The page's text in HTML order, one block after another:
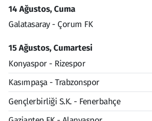
14 Ağustos, Cuma
Galatasaray - Çorum FK
15 Ağustos, Cumartesi
Konyaspor - Rizespor
Kasımpaşa - Trabzonspor
Gençlerbirliği S.K. - Fenerbahçe